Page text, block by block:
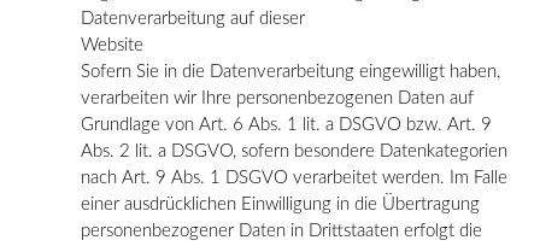
Datenverarbeitung auf dieser
Website
Sofern Sie in die Datenverarbeitung eingewilligt haben,
verarbeiten wir Ihre personenbezogenen Daten auf
Grundlage von Art. 6 Abs. 1 lit. a DSGVO bzw. Art. 9
Abs. 2 lit. a DSGVO, sofern besondere Datenkategorien
nach Art. 9 Abs. 1 DSGVO verarbeitet werden. Im Falle
einer ausdrücklichen Einwilligung in die Übertragung
personenbezogener Daten in Drittstaaten erfolgt die